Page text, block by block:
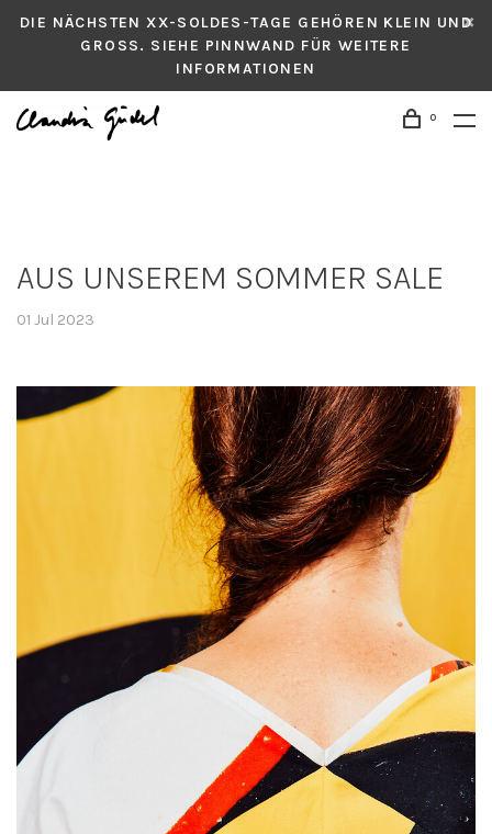
DIE NÄCHSTEN XX-SOLDES-TAGE GEHÖREN KLEIN UND
GROSS. SIEHE PINNWAND FÜR WEITERE
INFORMATIONEN
0
AUS UNSEREM SOMMER SALE
01 Jul 2023